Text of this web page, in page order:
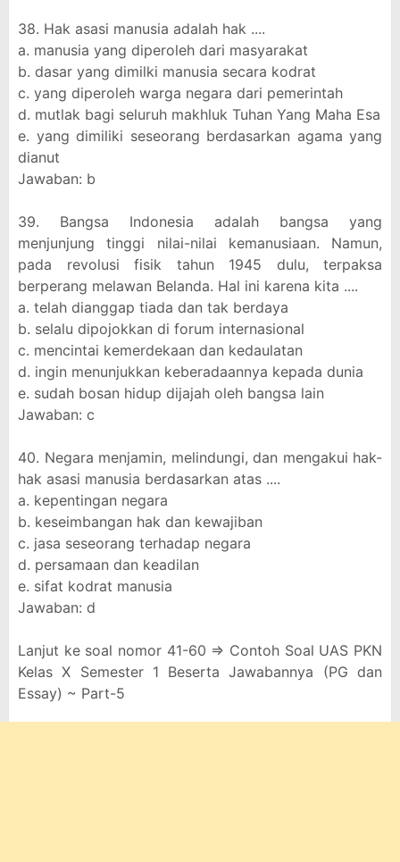
38. Hak asasi manusia adalah hak ....
a. manusia yang diperoleh dari masyarakat
b. dasar yang dimilki manusia secara kodrat
c. yang diperoleh warga negara dari pemerintah
d. mutlak bagi seluruh makhluk Tuhan Yang Maha Esa
e. yang dimiliki seseorang berdasarkan agama yang
dianut
Jawaban: b
39. Bangsa Indonesia adalah bangsa yang
menjunjung tinggi nilai-nilai kemanusiaan. Namun,
pada revolusi fisik tahun 1945 dulu, terpaksa
berperang melawan Belanda. Hal ini karena kita ....
a. telah dianggap tiada dan tak berdaya
b. selalu dipojokkan di forum internasional
c. mencintai kemerdekaan dan kedaulatan
d. ingin menunjukkan keberadaannya kepada dunia
e. sudah bosan hidup dijajah oleh bangsa lain
Jawaban: c
40. Negara menjamin, melindungi, dan mengakui hak-
hak asasi manusia berdasarkan atas ....
a. kepentingan negara
b. keseimbangan hak dan kewajiban
c. jasa seseorang terhadap negara
d. persamaan dan keadilan
e. sifat kodrat manusia
Jawaban: d
Lanjut ke soal nomor 41-60 => Contoh Soal UAS PKN
Kelas X Semester 1 Beserta Jawabannya (PG dan
Essay) ~ Part-5